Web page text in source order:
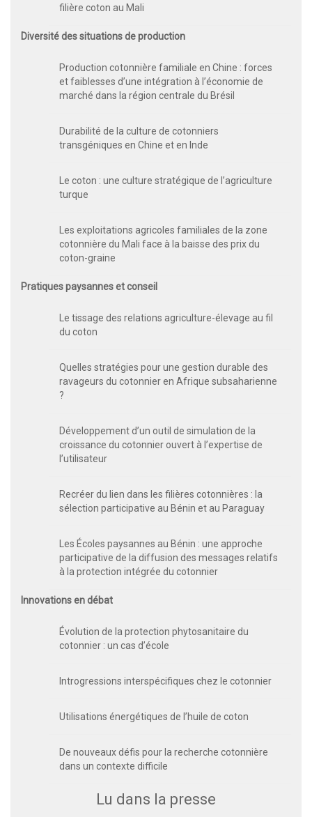
filière coton au Mali
Diversité des situations de production
Production cotonnière familiale en Chine : forces
et faiblesses d’une intégration à l’économie de
marché dans la région centrale du Brésil
Durabilité de la culture de cotonniers
transgéniques en Chine et en Inde
Le coton : une culture stratégique de l’agriculture
turque
Les exploitations agricoles familiales de la zone
cotonnière du Mali face à la baisse des prix du
coton-graine
Pratiques paysannes et conseil
Le tissage des relations agriculture-élevage au fil
du coton
Quelles stratégies pour une gestion durable des
ravageurs du cotonnier en Afrique subsaharienne
?
Développement d’un outil de simulation de la
croissance du cotonnier ouvert à l’expertise de
l’utilisateur
Recréer du lien dans les filières cotonnières : la
sélection participative au Bénin et au Paraguay
Les Écoles paysannes au Bénin : une approche
participative de la diffusion des messages relatifs
à la protection intégrée du cotonnier
Innovations en débat
Évolution de la protection phytosanitaire du
cotonnier : un cas d’école
Introgressions interspécifiques chez le cotonnier
Utilisations énergétiques de l’huile de coton
De nouveaux défis pour la recherche cotonnière
dans un contexte difficile
Lu dans la presse